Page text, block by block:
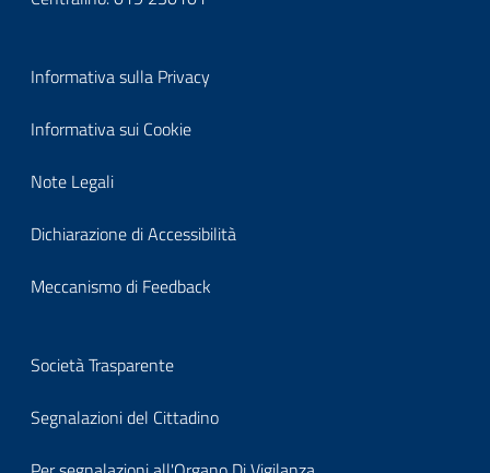
Block
it-
block-
footerprivacy
Informativa sulla Privacy
Informativa sui Cookie
Note Legali
Dichiarazione di Accessibilità
Meccanismo di Feedback
Block
it-
block-
Società Trasparente
Segnalazioni del Cittadino